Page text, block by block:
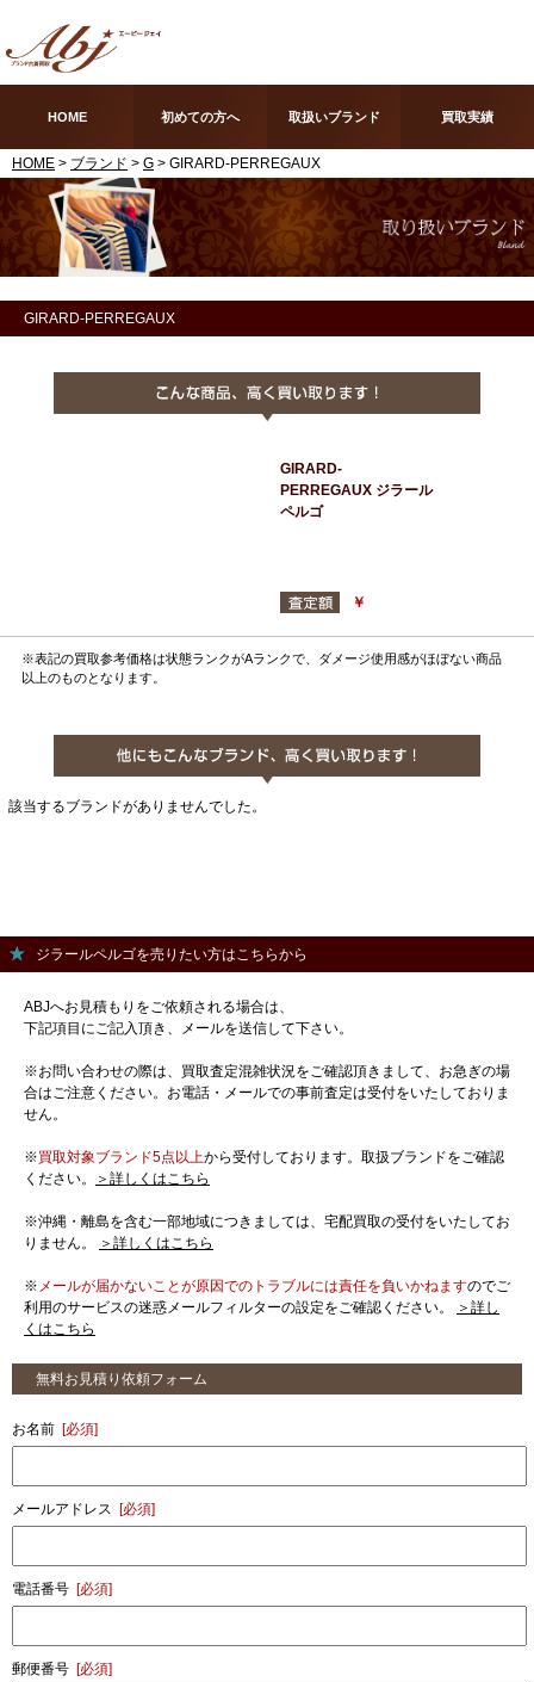
HOME 初めての方へ 取扱いブランド 買取実績
HOME > ブランド > G > GIRARD-PERREGAUX
GIRARD-PERREGAUX
GIRARD-
PERREGAUX ジラール
ペルゴ
￥
※表記の買取参考価格は状態ランクがAランクで、ダメージ使用感がほぼない商品
以上のものとなります。
該当するブランドがありませんでした。
ジラールペルゴを売りたい方はこちらから
ABJへお見積もりをご依頼される場合は、
下記項目にご記入頂き、メールを送信して下さい。
※お問い合わせの際は、買取査定混雑状況をご確認頂きまして、お急ぎの場
合はご注意ください。お電話・メールでの事前査定は受付をいたしておりま
せん。
※買取対象ブランド5点以上から受付しております。取扱ブランドをご確認
ください。
＞詳しくはこちら
※沖縄・離島を含む一部地域につきましては、宅配買取の受付をいたしてお
りません。
＞詳しくはこちら
※ メールが届かないことが原因でのトラブルには責任を負いかねますのでご
利用のサービスの迷惑メールフィルターの設定をご確認ください。
＞詳し
くはこちら
無料お見積り依頼フォーム
お名前 [必須]
メールアドレス [必須]
電話番号 [必須]
郵便番号 [必須]